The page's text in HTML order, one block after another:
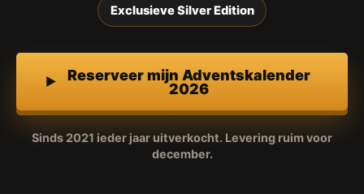
Exclusieve Silver Edition
Reserveer mijn Adventskalender
2026
Sinds 2021 ieder jaar uitverkocht. Levering ruim voor
december.